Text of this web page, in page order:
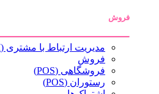
فروش
مدیریت ارتباط با مشتری (CRM)
فروش
فروشگاهی (POS)
رستوران (POS)